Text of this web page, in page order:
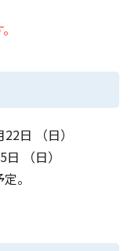
日 （日）
（日）
。